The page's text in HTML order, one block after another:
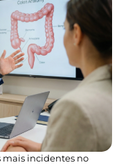
mais incidentes no